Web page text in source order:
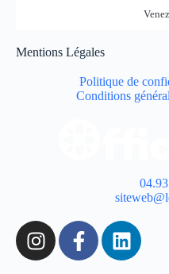
Mentions Légales
Politique de
Conditions